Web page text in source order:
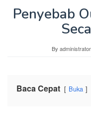
Penyebab
By administrator
Baca Cepat Buka